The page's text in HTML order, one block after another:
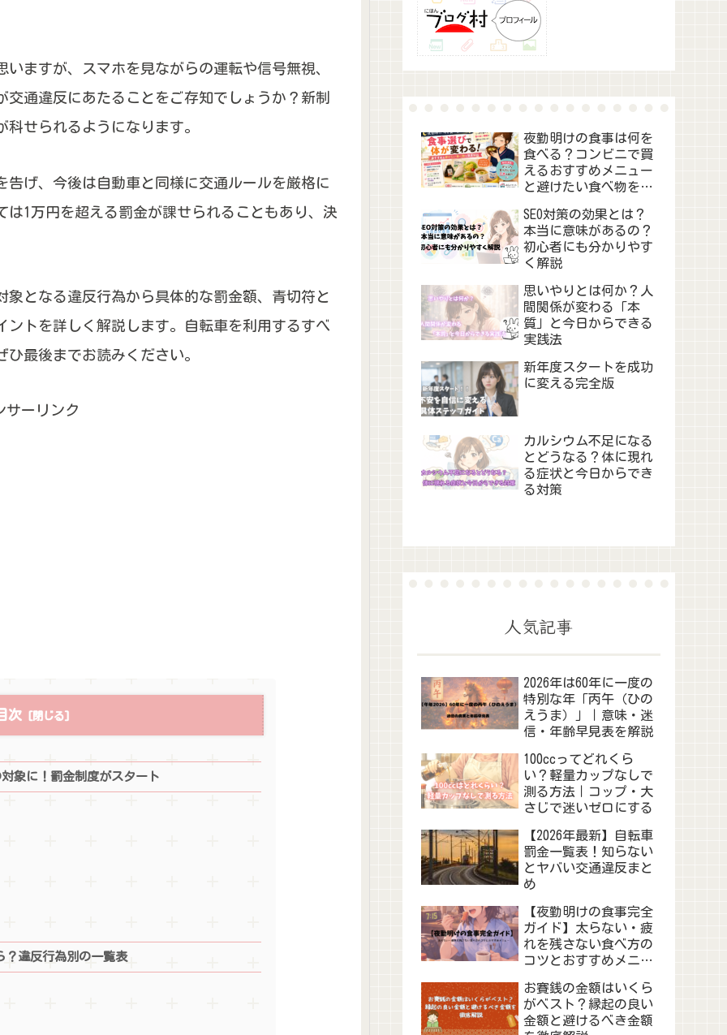
ますが、スマホを見ながらの運転や信号無視、
通違反にあたることをご存知でしょうか？新制
せられるようになります。
げ、今後は自動車と同様に交通ルールを厳格に
1万円を超える罰金が課せられることもあり、決
となる違反行為から具体的な罰金額、青切符と
トを詳しく解説します。自転車を利用するすべ
最後までお読みください。
サーリンク
次
象に！罰金制度がスタート
違反行為別の一覧表
夜勤明けの食事は何を
食べる？コンビニで買
えるおすすめメニュー
と避けたい食べ物を徹
SEO対策の効果とは？
本当に意味があるの？
初心者にも分かりやす
く解説
思いやりとは何か？人
間関係が変わる「本
質」と今日からできる
実践法
新年度スタートを成功
に変える完全版
カルシウム不足になる
とどうなる？体に現れ
る症状と今日からでき
る対策
人気記事
2026年は60年に一度の
特別な年「丙午（ひの
えうま）」｜意味・迷
信・年齢早見表を解説
100ccってどれくら
い？軽量カップなしで
測る方法｜コップ・大
さじで迷いゼロにする
【2026年最新】自転車
罰金一覧表！知らない
とヤバい交通違反まと
め
【夜勤明けの食事完全
ガイド】太らない・疲
れを残さない食べ方の
コツとおすすめメニュ
お賽銭の金額はいくら
がベスト？縁起の良い
金額と避けるべき金額